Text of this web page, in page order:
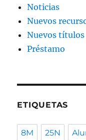
Noticias
Nuevos
Nuevos títulos
Préstamo
ETIQUETAS
8M 25N